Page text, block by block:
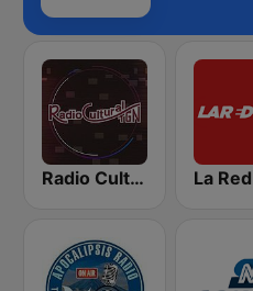
Radio Cultural TGN La Red